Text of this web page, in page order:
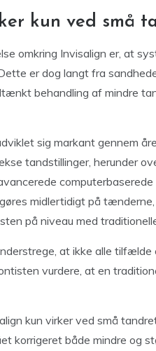
kun ved små
omkring Invisalign er, at
er dog langt fra
behandling af mindre
sig markant gennem
tandstillinger, herunder
midlertidigt på
på niveau med
at ikke alle tilfælde
vurdere, at en
kun virker ved små
korrigeret både mindre og